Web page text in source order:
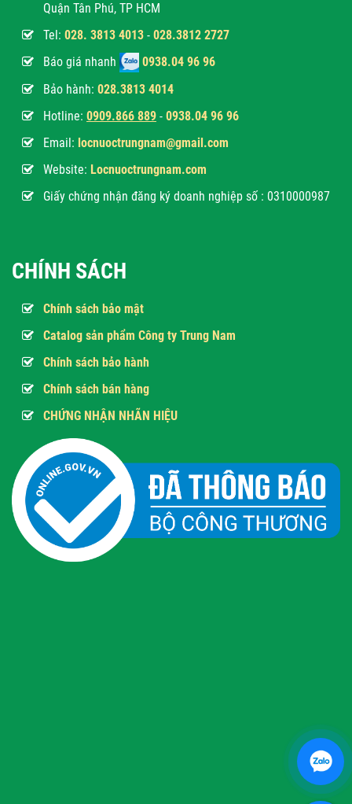
Quận Tân Phú, TP HCM
Tel: 028. 3813 4013 - 028.3812 2727
Báo giá nhanh
0938.04 96 96
Bảo hành: 028.3813 4014
Hotline: 0909.866 889 - 0938.04 96 96
Email: locnuoctrungnam@gmail.com
Website: Locnuoctrungnam.com
Giấy chứng nhận đăng ký doanh nghiệp số : 0310000987
CHÍNH SÁCH
Chính sách bảo mật
Catalog sản phẩm Công ty Trung Nam
Chính sách bảo hành
Chính sách bán hàng
CHỨNG NHẬN NHÃN HIỆU